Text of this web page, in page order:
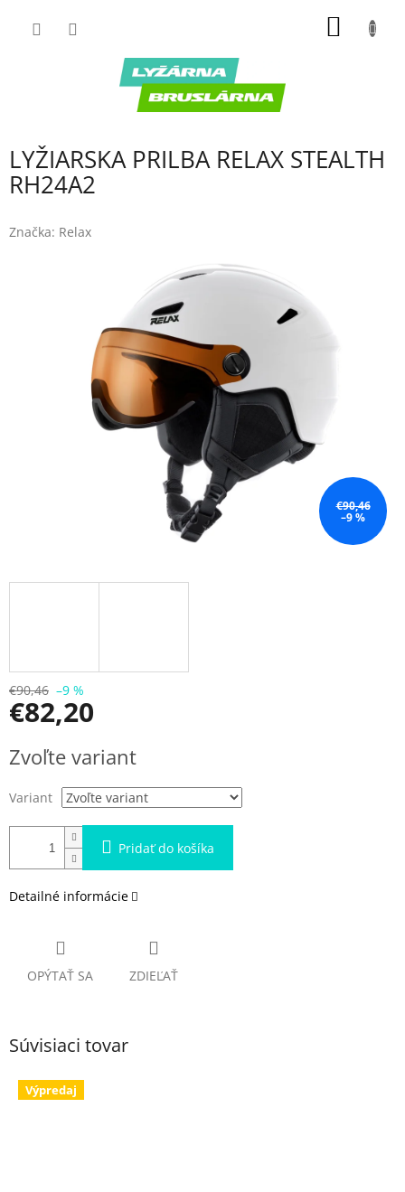
LYŽIARSKA PRILBA RELAX STEALTH
RH24A2
Značka: Relax
€90,46
–9 %
€90,46 –9 %
€82,20
cena:
Zvoľte variant
Variant
Pridať do košíka
Detailné informácie
OPÝTAŤ SA ZDIEĽAŤ
Súvisiaci tovar
Výpredaj